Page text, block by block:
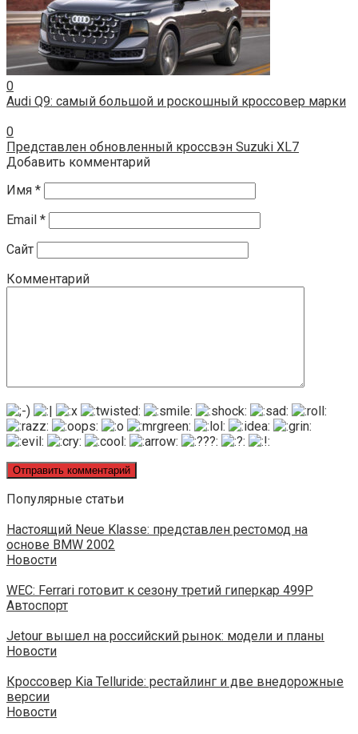
0
Audi Q9: самый большой и роскошный кроссовер марки
0
Представлен обновленный кроссвэн Suzuki XL7
Добавить комментарий
Имя *
Email *
Сайт
Комментарий
Популярные статьи
Настоящий Neue Klasse: представлен рестомод на
основе BMW 2002
Новости
WEC: Ferrari готовит к сезону третий гиперкар 499P
Автоспорт
Jetour вышел на российский рынок: модели и планы
Новости
Кроссовер Kia Telluride: рестайлинг и две внедорожные
версии
Новости